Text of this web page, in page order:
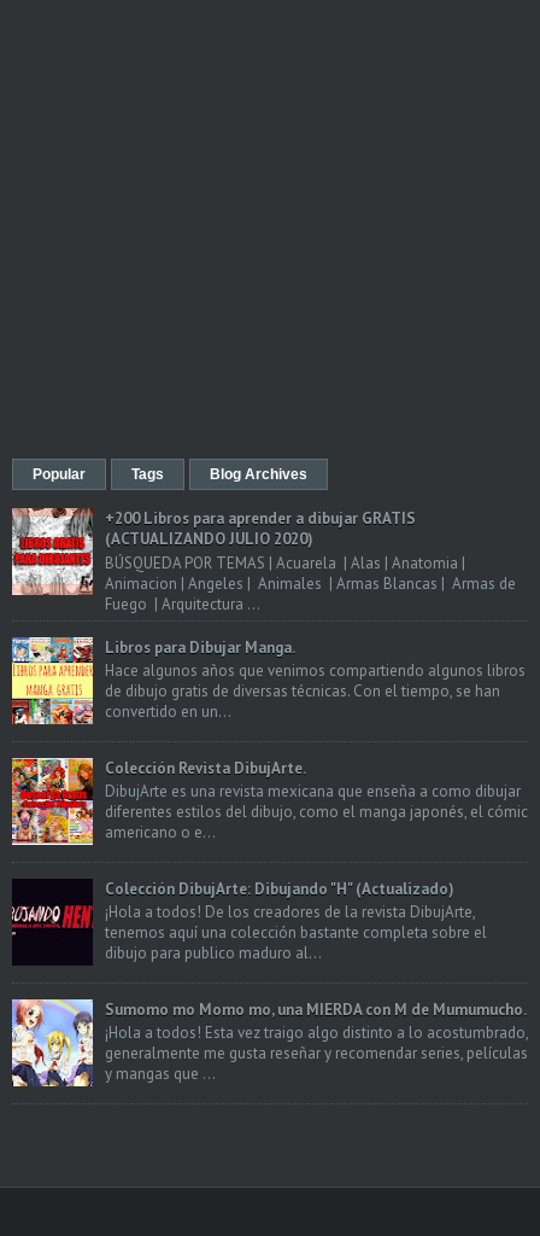
Popular Tags Blog Archives
+200 Libros para aprender a dibujar GRATIS
(ACTUALIZANDO JULIO 2020)
BÚSQUEDA POR TEMAS | Acuarela | Alas | Anatomia |
Animacion | Angeles | Animales | Armas Blancas | Armas de
Fuego | Arquitectura ...
Libros para Dibujar Manga.
Hace algunos años que venimos compartiendo algunos libros
de dibujo gratis de diversas técnicas. Con el tiempo, se han
convertido en un...
Colección Revista DibujArte.
DibujArte es una revista mexicana que enseña a como dibujar
diferentes estilos del dibujo, como el manga japonés, el cómic
americano o e...
Colección DibujArte: Dibujando "H" (Actualizado)
¡Hola a todos! De los creadores de la revista DibujArte,
tenemos aquí una colección bastante completa sobre el
dibujo para publico maduro al...
Sumomo mo Momo mo, una MIERDA con M de Mumumucho.
¡Hola a todos! Esta vez traigo algo distinto a lo acostumbrado,
generalmente me gusta reseñar y recomendar series, películas
y mangas que ...